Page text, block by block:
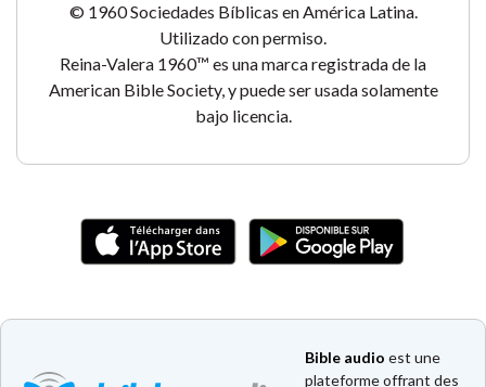
© 1960 Sociedades Bíblicas en América Latina.
Utilizado con permiso.
Reina-Valera 1960™ es una marca registrada de la
American Bible Society, y puede ser usada solamente
bajo licencia.
Bible audio est une
plateforme offrant des